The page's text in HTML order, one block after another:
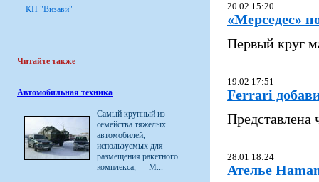
КП "Визави"
Читайте также
Автомобильная техника
Самый крупный из
семейства тяжелых
автомобилей,
используемых для
размещения ракетного
комплекса, — М...
20.02 15:20
«Мерседес»
Первый круг
19.02 17:51
Ferrari
Представлена
28.01 18:24
Ателье